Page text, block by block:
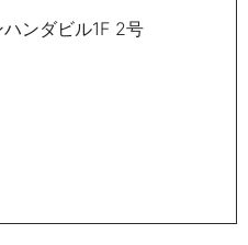
ンダビル1F 2号